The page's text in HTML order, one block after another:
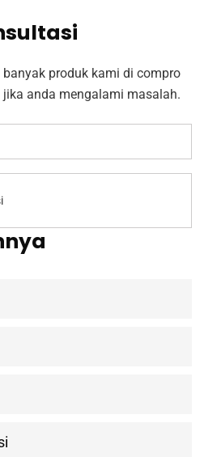
produk kami di compro
anda mengalami masalah.